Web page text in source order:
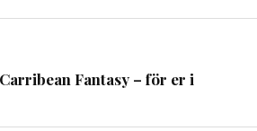
Fantasy – för er i